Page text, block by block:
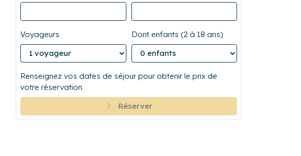
Voyageurs Dont enfants (2 à 18 ans)
Renseignez vos dates de séjour pour obtenir le prix de
votre réservation.
Réserver